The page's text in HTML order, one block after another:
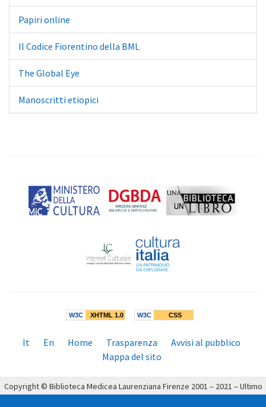
Papiri online
Il Codice Fiorentino della BML
The Global Eye
Manoscritti etiopici
W3C XHTML 1.0 W3C CSS
Menù
It En Home Trasparenza
Avvisi al pubblico
Mappa del sito
Copyright © Biblioteca Medicea Laurenziana Firenze 2001 – 2021 – Ultimo